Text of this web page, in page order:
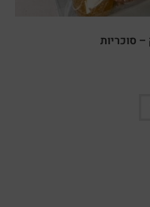
סוכריות